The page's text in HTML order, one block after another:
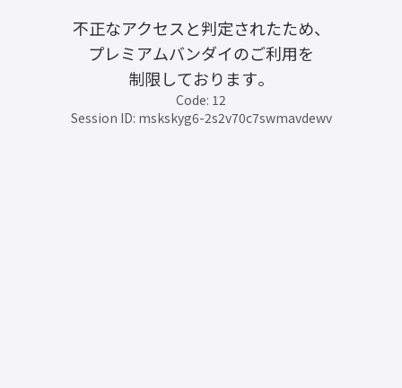
不正なアクセスと判定されたため、
プレミアムバンダイのご利用を
制限しております。
Code: 12
Session ID: mskskyg6-2s2v70c7swmavdewv